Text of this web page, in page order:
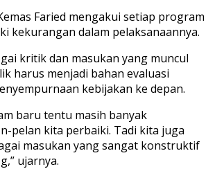
Faried mengakui setiap program
kekurangan dalam pelaksanaannya.
kritik dan masukan yang muncul
harus menjadi bahan evaluasi
kebijakan ke depan.
baru tentu masih banyak
pelan kita perbaiki. Tadi kita juga
masukan yang sangat konstruktif
ujarnya.